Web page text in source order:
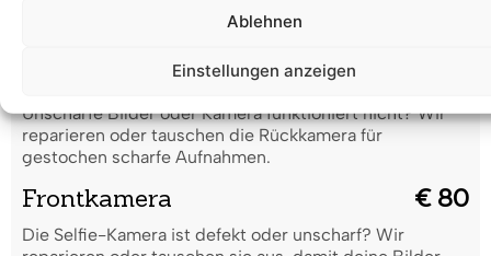
Ablehnen
Einstellungen anzeigen
richtig? Wir ersetzen die Batterie fachgerecht für volle
Unscharfe Bilder oder Kamera funktioniert nicht? Wir
reparieren oder tauschen die Rückkamera für
gestochen scharfe Aufnahmen.
Frontkamera € 80
Die Selfie-Kamera ist defekt oder unscharf? Wir